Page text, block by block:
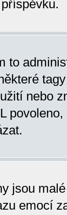
to
nebo
jsou
emocí